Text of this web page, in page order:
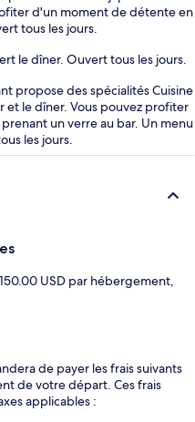
d'un moment de détente en
tous les jours.
le dîner. Ouvert tous les jours.
propose des spécialités Cuisine
et le dîner. Vous pouvez profiter
un verre au bar. Un menu
les jours.
150.00 USD par hébergement,
de payer les frais suivants
de votre départ. Ces frais
applicables :